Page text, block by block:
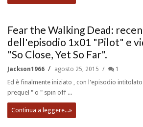
Fear the Walking Dead:
dell'episodio 1x01 "Pilot" e
"So Close, Yet So Far".
Jackson1966 agosto 25, 2015 1
Ed è finalmente iniziato , con l'episodio
prequel " o " spin off ...
Continua a leggere...»